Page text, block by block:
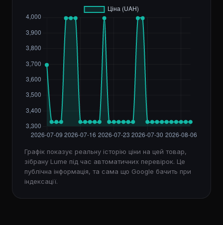
Графік показує реальну історію ціни на цей товар,
зібрану Lume під час автоматичних перевірок. Це
публічна інформація, та сама що Google бачить при
індексації.